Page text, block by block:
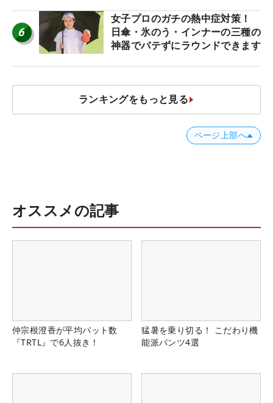
6
女子プロのガチの熱中症対策！
日傘・氷のう・インナーの三種の
神器でバテずにラウンドできます
ランキングをもっと見る
ページ上部へ
オススメの記事
仲宗根澄香が平均パット数
『TRTL』で6人抜き！
猛暑を乗り切る！ こだわり機
能派パンツ4選